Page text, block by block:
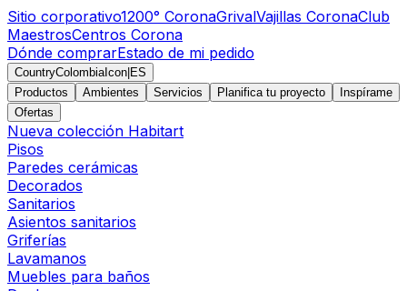
Sitio corporativo1200° CoronaGrivalVajillas CoronaClub
MaestrosCentros Corona
Dónde comprarEstado de mi pedido
CountryColombiaIcon ES
Productos
Ambientes Servicios Planifica tu proyecto
Inspírame
Ofertas
Nueva colección Habitart
Pisos
Paredes cerámicas
Decorados
Sanitarios
Asientos sanitarios
Griferías
Lavamanos
Muebles para baños